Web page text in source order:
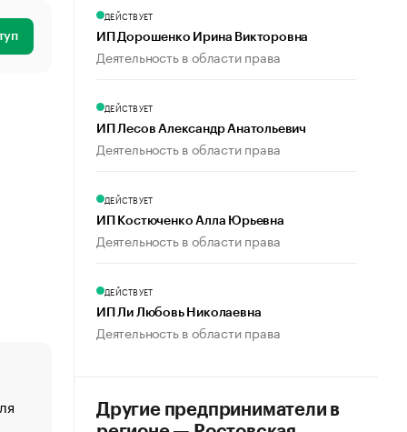
«От спорта тело стареет иначе». Как живет глава
создавшей GTA
ДЕЙСТВУЕТ
ИП Дорошенко Ирина Викторовна
Деятельность в области права
ДЕЙСТВУЕТ
ИП Лесов Александр Анатольевич
Деятельность в области права
ДЕЙСТВУЕТ
ИП Костюченко Алла Юрьевна
Деятельность в области права
ДЕЙСТВУЕТ
ИП Ли Любовь Николаевна
Деятельность в области права
Другие предприниматели в